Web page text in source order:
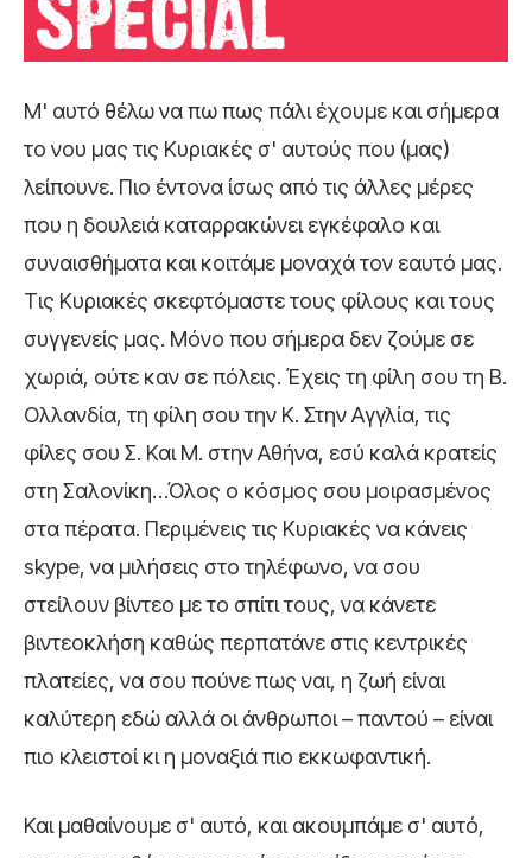
Μ' αυτό θέλω να πω πως πάλι έχουμε και σήμερα
το νου μας τις Κυριακές σ' αυτούς που (μας)
λείπουνε. Πιο έντονα ίσως από τις άλλες μέρες
που η δουλειά καταρρακώνει εγκέφαλο και
συναισθήματα και κοιτάμε μοναχά τον εαυτό μας.
Τις Κυριακές σκεφτόμαστε τους φίλους και τους
συγγενείς μας. Μόνο που σήμερα δεν ζούμε σε
χωριά, ούτε καν σε πόλεις. Έχεις τη φίλη σου τη Β.
Ολλανδία, τη φίλη σου την Κ. Στην Αγγλία, τις
φίλες σου Σ. Και Μ. στην Αθήνα, εσύ καλά κρατείς
στη Σαλονίκη…Όλος ο κόσμος σου μοιρασμένος
στα πέρατα. Περιμένεις τις Κυριακές να κάνεις
skype, να μιλήσεις στο τηλέφωνο, να σου
στείλουν βίντεο με το σπίτι τους, να κάνετε
βιντεοκλήση καθώς περπατάνε στις κεντρικές
πλατείες, να σου πούνε πως ναι, η ζωή είναι
καλύτερη εδώ αλλά οι άνθρωποι – παντού – είναι
πιο κλειστοί κι η μοναξιά πιο εκκωφαντική.
Και μαθαίνουμε σ' αυτό, και ακουμπάμε σ' αυτό,